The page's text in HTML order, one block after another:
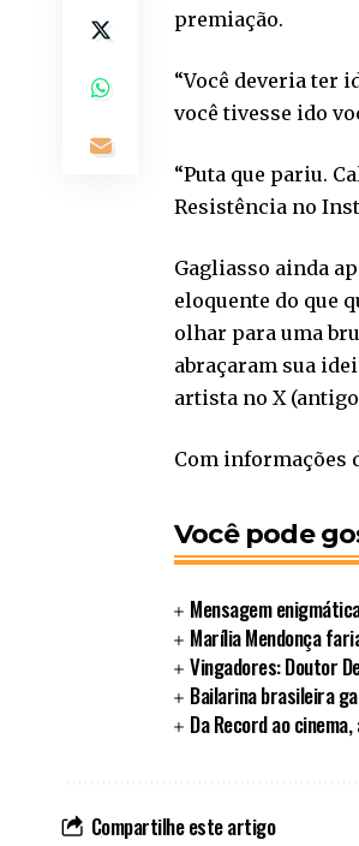
premiação.
“Você deveria ter
você tivesse ido
“Puta que pariu.
Resistência no
Gagliasso ainda
eloquente do que
olhar para uma
abraçaram sua
artista no X
Com informações
Você pode
Mensagem
Marília Mendonça
Vingadores: Doutor
Bailarina brasileira
Da Record ao
Compartilhe este artigo